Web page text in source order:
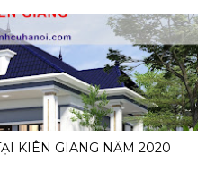
KIÊN GIANG NĂM 2020